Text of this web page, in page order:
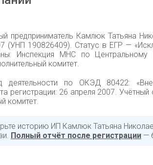
предприниматель Камлюк Татьяна
(УНП 190826409). Статус в ЕГР —
Инспекция МНС по Центральному
комитет.
деятельности по ОКЭД 80422:
регистрации: 26 апреля 2007.
комитет.
историю ИП Камлюк Татьяна
Полный отчёт после регистрации —